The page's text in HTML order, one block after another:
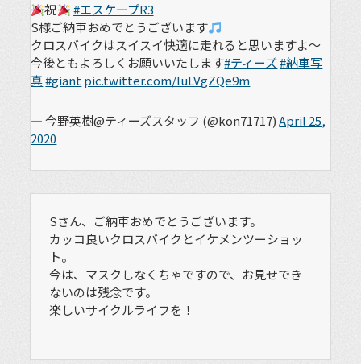
祝
#エスケープR3
S様ご納車おめでとうございます
クロスバイクはスイスイ快適に走れると思いますよ～
今後ともよろしくお願いいたします#ティーズ#納車写
真#giantpic.twitter.com/luLVgZQe9m
— 今野英樹@ティーズスタッフ (@kon71717)April 25,
2020
Sさん、ご納車おめでとうございます。
カッコ良いクロスバイクとイケメンツーショッ
ト。
今は、マスクしなくちゃですので、お見せでき
ないのは残念です。
楽しいサイクルライフを！